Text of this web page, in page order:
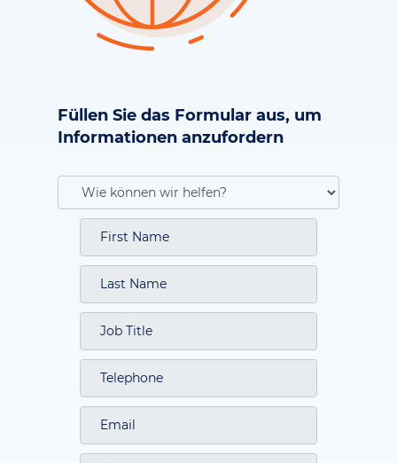
Füllen Sie das Formular aus, um
Informationen anzufordern